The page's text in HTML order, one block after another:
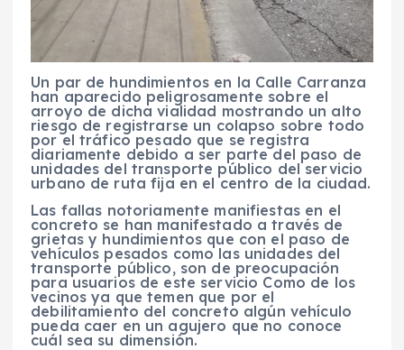
Un par de hundimientos en la Calle Carranza
han aparecido peligrosamente sobre el
arroyo de dicha vialidad mostrando un alto
riesgo de registrarse un colapso sobre todo
por el tráfico pesado que se registra
diariamente debido a ser parte del paso de
unidades del transporte público del servicio
urbano de ruta fija en el centro de la ciudad.
Las fallas notoriamente manifiestas en el
concreto se han manifestado a través de
grietas y hundimientos que con el paso de
vehículos pesados como las unidades del
transporte público, son de preocupación
para usuarios de este servicio Como de los
vecinos ya que temen que por el
debilitamiento del concreto algún vehículo
pueda caer en un agujero que no conoce
cuál sea su dimensión.